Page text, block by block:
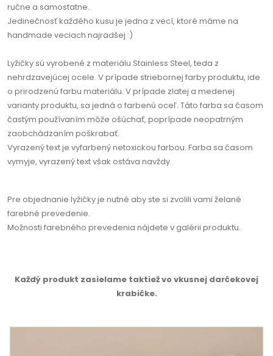
ručne a samostatne.
Jedinečnosť každého kusu je jedna z vecí, ktoré máme na
handmade veciach najradšej :)
Lyžičky sú vyrobené z materiálu Stainless Steel, teda z
nehrdzavejúcej ocele. V prípade striebornej farby produktu, ide
o prirodzenú farbu materiálu. V prípade zlatej a medenej
varianty produktu, sa jedná o farbenú oceľ. Táto farba sa časom
častým používaním môže ošúchať, poprípade neopatrným
zaobchádzaním poškrabať.
Vyrazený text je vyfarbený netoxickou farbou. Farba sa časom
vymyje, vyrazený text však ostáva navždy.
Pre objednanie lyžičky je nutné aby ste si zvolili vami želané
farebné prevedenie.
Možnosti farebného prevedenia nájdete v galérii produktu.
Každý produkt zasielame taktiež vo vkusnej darčekovej
krabičke.